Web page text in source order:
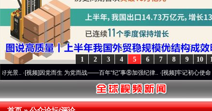
10
9
8
7
6
5
4
3
2
1
·[视频]因党而生 为党而战——百年“纪”事⑧加强纪律..·[视频]牢记初心使命 奋进复
网上购药对药下症？